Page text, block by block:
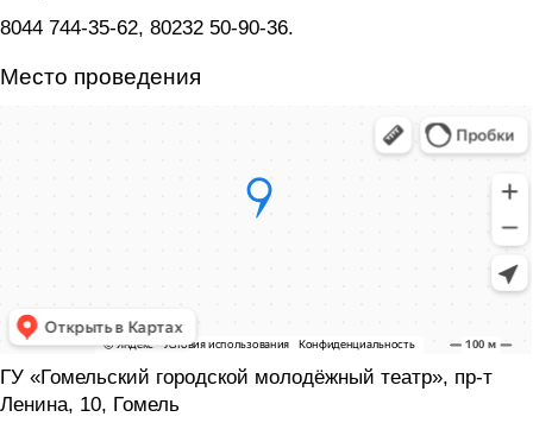
8044 744-35-62, 80232 50-90-36.
Место проведения
ГУ «Гомельский городской молодёжный театр», пр-т
Ленина, 10, Гомель